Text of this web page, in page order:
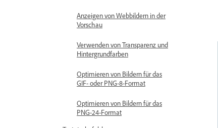
Anzeigen von Webbildern in der
Vorschau
Verwenden von Transparenz und
Hintergrundfarben
Optimieren von Bildern für das
GIF- oder PNG-8-Format
Optimieren von Bildern für das
PNG-24-Format